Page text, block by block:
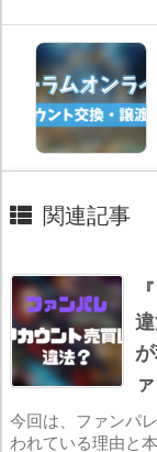
関連記事
今回は、ファンパ
われている理由と